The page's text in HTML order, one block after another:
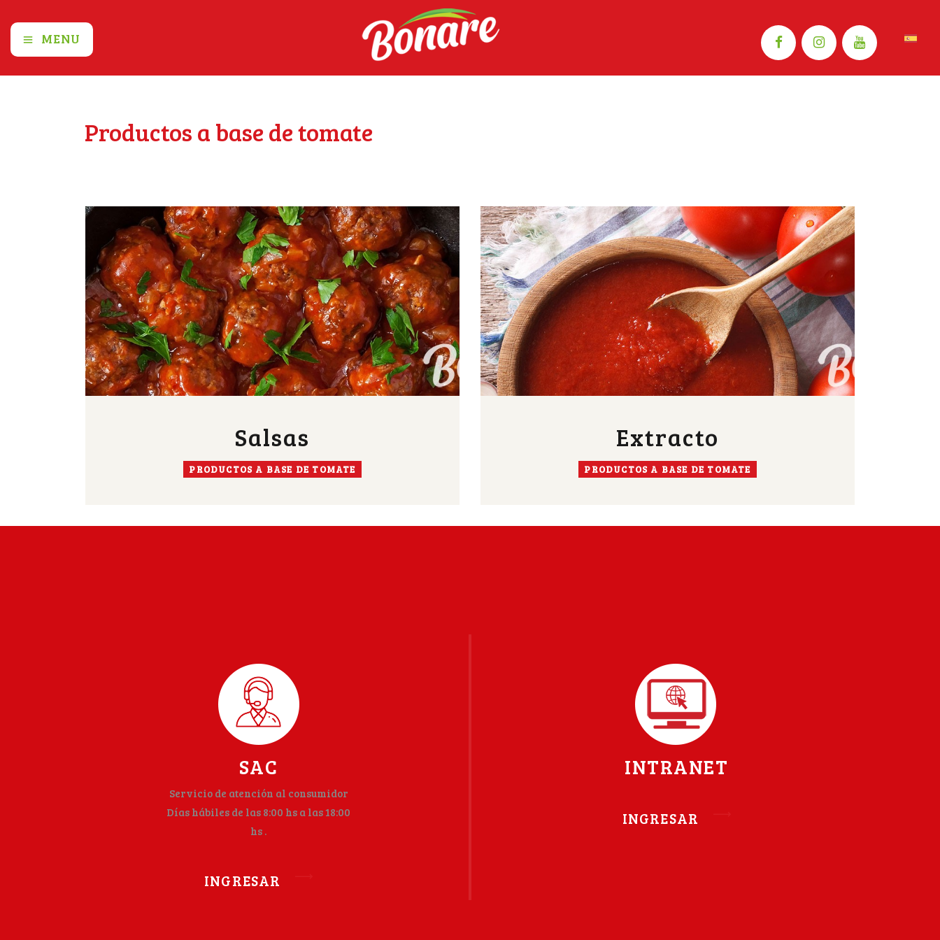
MENU
Productos a base de tomate
HOME
BONARE
DIFERENCIALES
SAC
Salsas
PRODUCTOS A BASE DE TOMATE
Extracto
PRODUCTOS A BASE DE TOMATE
SAC
Servicio de atención al consumidor
Días hábiles de las 8:00 hs a las 18:00
hs .
INGRESAR
INTRANET
INGRESAR